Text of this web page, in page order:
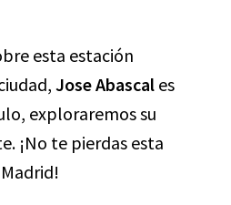
esta estación
Jose Abascal es
exploraremos su
¡No te pierdas esta